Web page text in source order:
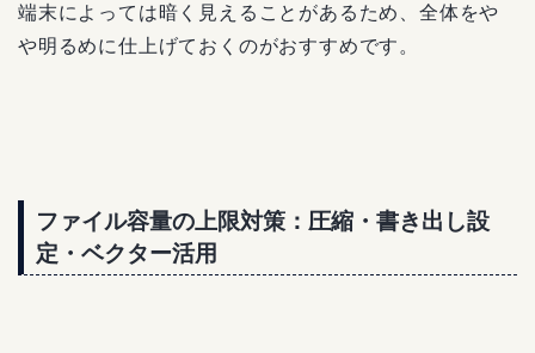
端末によっては暗く見えることがあるため、全体をや
や明るめに仕上げておくのがおすすめです。
ファイル容量の上限対策：圧縮・書き出し設
定・ベクター活用